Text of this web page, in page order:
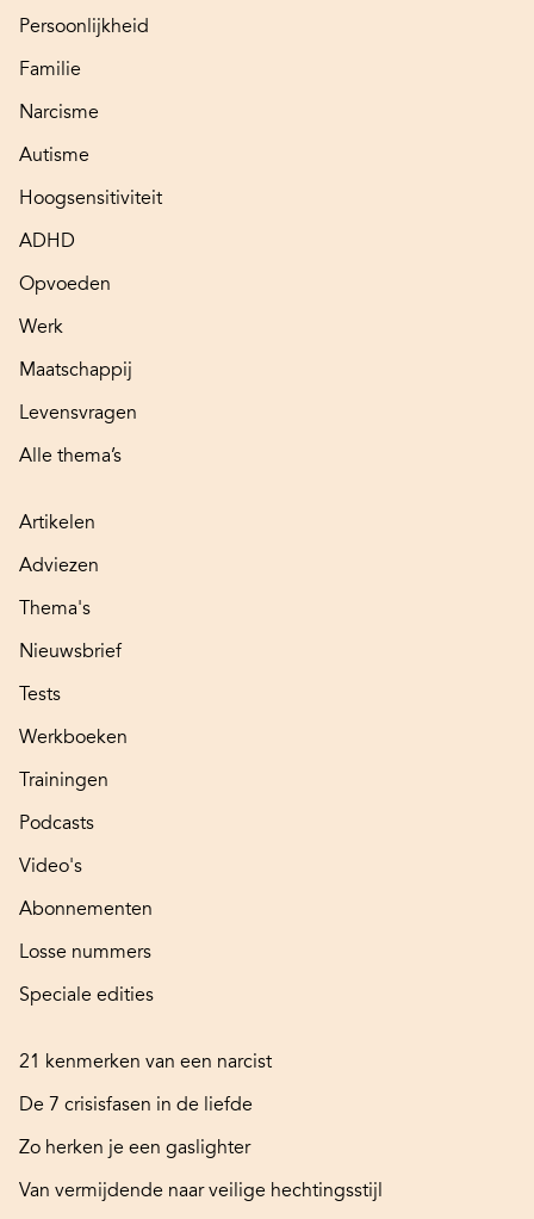
Persoonlijkheid
Familie
Narcisme
Autisme
Hoogsensitiviteit
ADHD
Opvoeden
Werk
Maatschappij
Levensvragen
Alle thema’s
Artikelen
Adviezen
Thema's
Nieuwsbrief
Tests
Werkboeken
Trainingen
Podcasts
Video's
Abonnementen
Losse nummers
Speciale edities
21 kenmerken van een narcist
De 7 crisisfasen in de liefde
Zo herken je een gaslighter
Van vermijdende naar veilige hechtingsstijl